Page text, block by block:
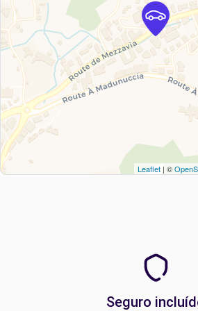
Leaflet | ©
Seguro